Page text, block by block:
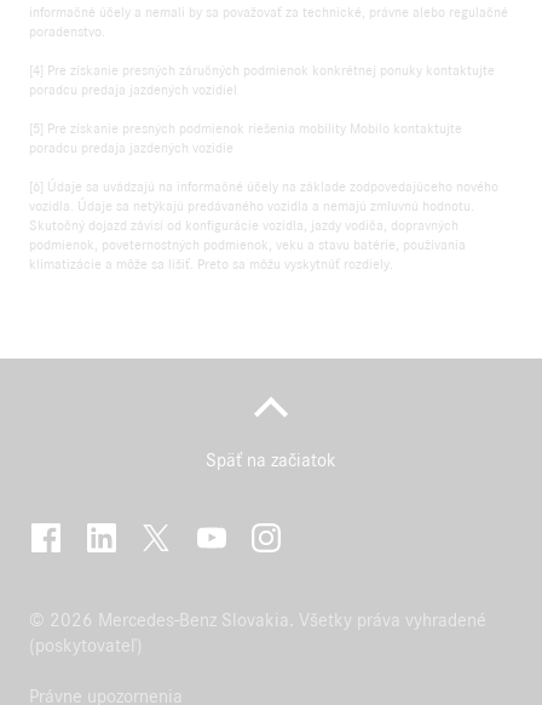
informačné účely a nemali by sa považovať za technické, právne alebo regulačné
poradenstvo.
[4] Pre získanie presných záručných podmienok konkrétnej ponuky kontaktujte
poradcu predaja jazdených vozidiel
[5] Pre získanie presných podmienok riešenia mobility Mobilo kontaktujte
poradcu predaja jazdených vozidie
[6] Údaje sa uvádzajú na informačné účely na základe zodpovedajúceho nového
vozidla. Údaje sa netýkajú predávaného vozidla a nemajú zmluvnú hodnotu.
Skutočný dojazd závisí od konfigurácie vozidla, jazdy vodiča, dopravných
podmienok, poveternostných podmienok, veku a stavu batérie, používania
klimatizácie a môže sa líšiť. Preto sa môžu vyskytnúť rozdiely.
Späť na začiatok
© 2026 Mercedes-Benz Slovakia. Všetky práva vyhradené
(poskytovateľ)
Právne upozornenia